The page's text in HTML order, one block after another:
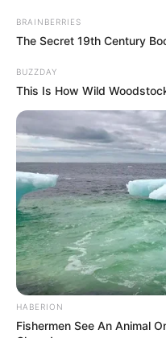
BRAINBERRIES
The Secret 19th Century
BUZZDAY
This Is How Wild
HABERION
Fishermen See An Animal